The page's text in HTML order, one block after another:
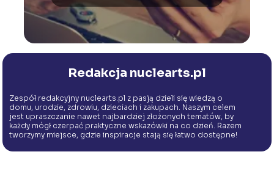
Redakcja nuclearts.pl
Zespół redakcyjny nuclearts.pl z pasją dzieli się wiedzą o
domu, urodzie, zdrowiu, dzieciach i zakupach. Naszym celem
jest upraszczanie nawet najbardziej złożonych tematów, by
każdy mógł czerpać praktyczne wskazówki na co dzień. Razem
tworzymy miejsce, gdzie inspiracje stają się łatwo dostępne!